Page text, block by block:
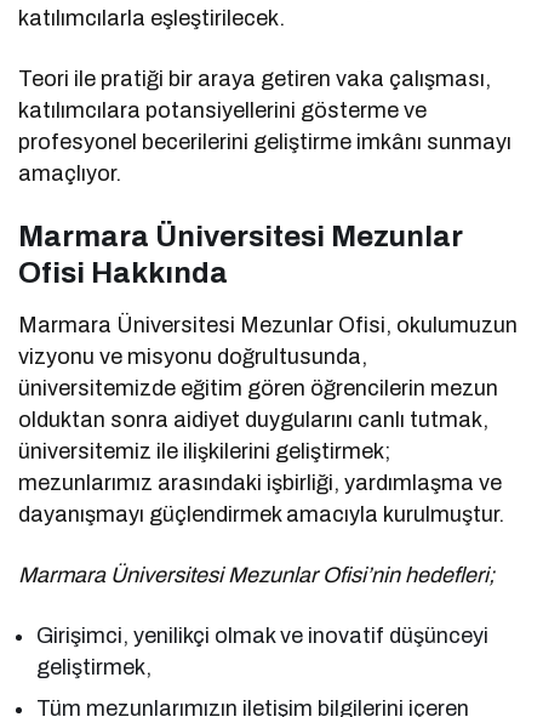
katılımcılarla eşleştirilecek.
Teori ile pratiği bir araya getiren vaka çalışması,
katılımcılara potansiyellerini gösterme ve
profesyonel becerilerini geliştirme imkânı sunmayı
amaçlıyor.
Marmara Üniversitesi Mezunlar
Ofisi Hakkında
Marmara Üniversitesi Mezunlar Ofisi, okulumuzun
vizyonu ve misyonu doğrultusunda,
üniversitemizde eğitim gören öğrencilerin mezun
olduktan sonra aidiyet duygularını canlı tutmak,
üniversitemiz ile ilişkilerini geliştirmek;
mezunlarımız arasındaki işbirliği, yardımlaşma ve
dayanışmayı güçlendirmek amacıyla kurulmuştur.
Marmara Üniversitesi Mezunlar Ofisi’nin hedefleri;
Girişimci, yenilikçi olmak ve inovatif düşünceyi
geliştirmek,
Tüm mezunlarımızın iletişim bilgilerini içeren